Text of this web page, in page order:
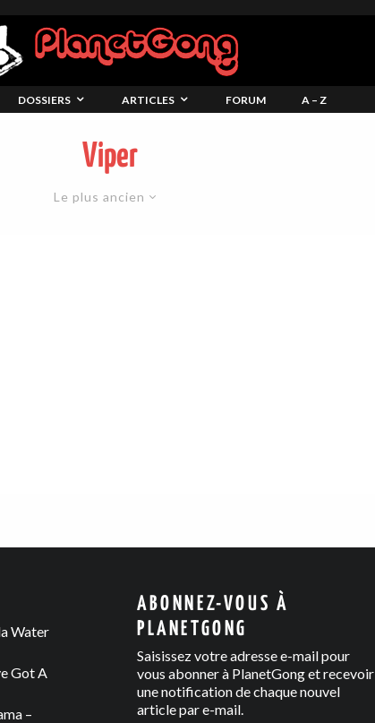
DOSSIERS ARTICLES FORUM A – Z
Viper
Le plus ancien
Water
Got A
–
ABONNEZ-VOUS À
PLANETGONG
Saisissez votre adresse e-mail pour
vous abonner à PlanetGong et recevoir
une notification de chaque nouvel
article par e-mail.